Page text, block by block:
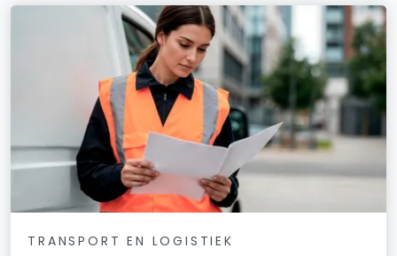
TRANSPORT EN LOGISTIEK